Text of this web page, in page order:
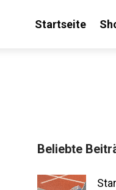
Startseite
Beliebte